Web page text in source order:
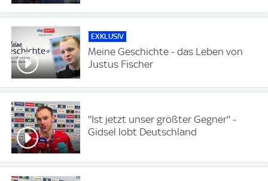
EXKLUSIV
Meine Geschichte - das Leben von
Justus Fischer
''Ist jetzt unser größter Gegner'' -
Gidsel lobt Deutschland